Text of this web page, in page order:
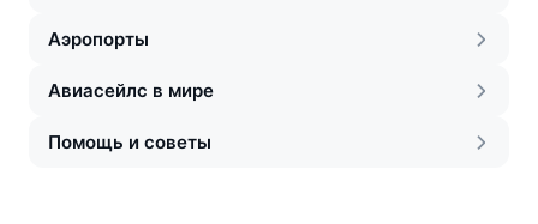
Аэропорты
Авиасейлс в мире
Помощь и советы